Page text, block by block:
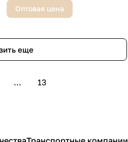
Оптовая цена
еще
... 13